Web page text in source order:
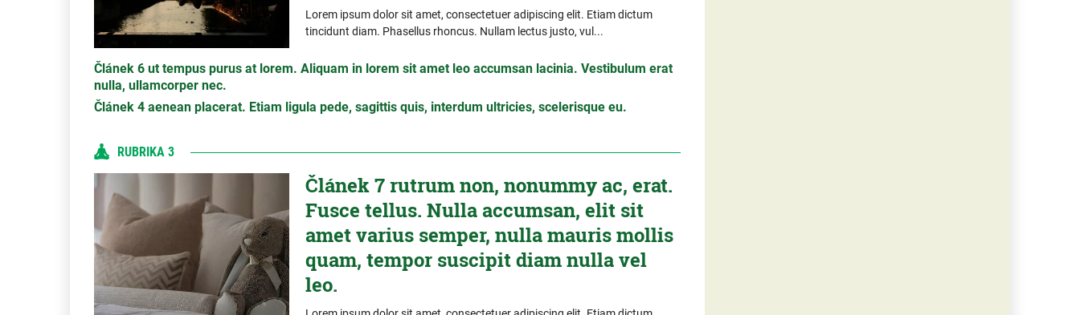
Lorem ipsum dolor sit amet, consectetuer adipiscing elit. Etiam dictum
tincidunt diam. Phasellus rhoncus. Nullam lectus justo, vul...
Článek 6 ut tempus purus at lorem. Aliquam in lorem sit amet leo accumsan lacinia. Vestibulum erat
nulla, ullamcorper nec.
Článek 4 aenean placerat. Etiam ligula pede, sagittis quis, interdum ultricies, scelerisque eu.
RUBRIKA 3
Článek 7 rutrum non, nonummy ac, erat.
Fusce tellus. Nulla accumsan, elit sit
amet varius semper, nulla mauris mollis
quam, tempor suscipit diam nulla vel
leo.